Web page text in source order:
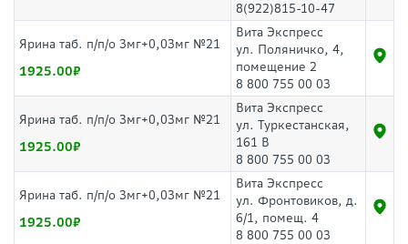
8(922)815-10-47
Ярина таб. п/п/о 3мг+0,03мг №21
1925.00
Вита Экспресс
ул. Поляничко, 4,
помещение 2
8 800 755 00 03
Ярина таб. п/п/о 3мг+0,03мг №21
1925.00
Вита Экспресс
ул. Туркестанская,
161 В
8 800 755 00 03
Ярина таб. п/п/о 3мг+0,03мг №21
1925.00
Вита Экспресс
ул. Фронтовиков, д.
6/1, помещ. 4
8 800 755 00 03